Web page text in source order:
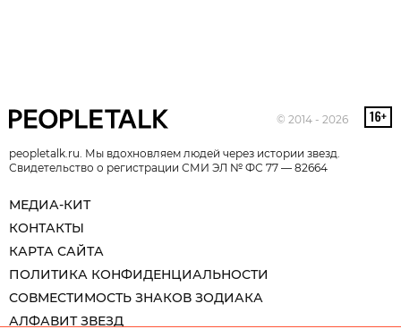
© 2014 - 2026
peopletalk.ru. Мы вдохновляем людей через истории звезд.
Свидетельство о регистрации СМИ ЭЛ № ФС 77 — 82664
МЕДИА-КИТ
КОНТАКТЫ
КАРТА САЙТА
ПОЛИТИКА КОНФИДЕНЦИАЛЬНОСТИ
СОВМЕСТИМОСТЬ ЗНАКОВ ЗОДИАКА
АЛФАВИТ ЗВЕЗД